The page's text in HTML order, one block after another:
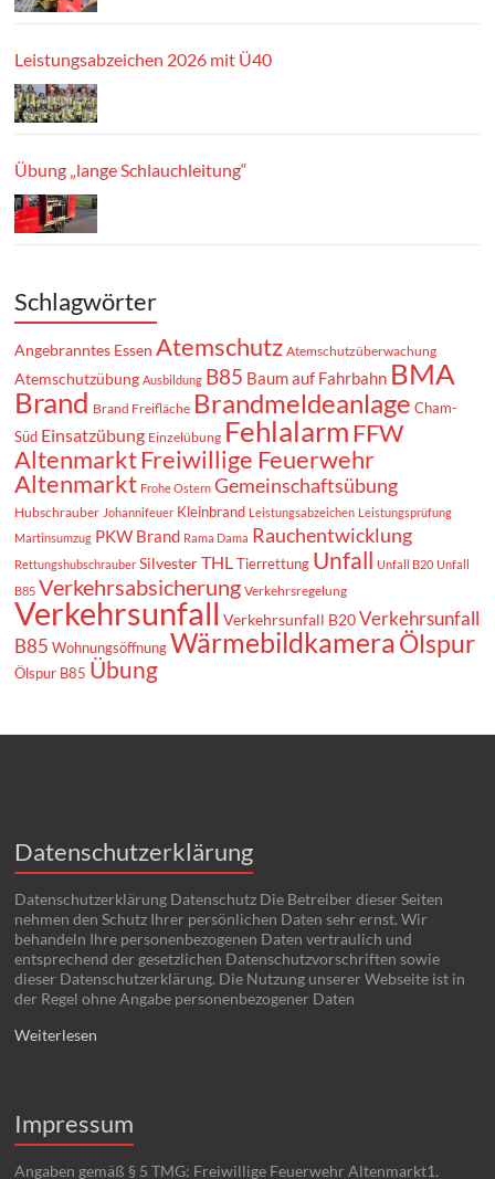
Leistungsabzeichen 2026 mit Ü40
Übung „lange Schlauchleitung“
Schlagwörter
Angebranntes Essen Atemschutz Atemschutzüberwachung
Atemschutzübung Ausbildung B85 Baum auf Fahrbahn BMA
Brand Brand Freifläche Brandmeldeanlage Cham-
Süd Einsatzübung Einzelübung Fehlalarm FFW
AltenmarktFreiwillige Feuerwehr
Altenmarkt Frohe Ostern Gemeinschaftsübung
Hubschrauber Johannifeuer Kleinbrand Leistungsabzeichen Leistungsprüfung
Martinsumzug PKW Brand Rama Dama Rauchentwicklung
Rettungshubschrauber Silvester THL Tierrettung Unfall Unfall B20 Unfall
B85 Verkehrsabsicherung Verkehrsregelung
Verkehrsunfall Verkehrsunfall B20 Verkehrsunfall
B85 Wohnungsöffnung WärmebildkameraÖlspur
Ölspur B85 Übung
Datenschutzerklärung
Datenschutzerklärung Datenschutz Die Betreiber dieser Seiten
nehmen den Schutz Ihrer persönlichen Daten sehr ernst. Wir
behandeln Ihre personenbezogenen Daten vertraulich und
entsprechend der gesetzlichen Datenschutzvorschriften sowie
dieser Datenschutzerklärung. Die Nutzung unserer Webseite ist in
der Regel ohne Angabe personenbezogener Daten
Weiterlesen
Impressum
Angaben gemäß § 5 TMG: Freiwillige Feuerwehr Altenmarkt1.